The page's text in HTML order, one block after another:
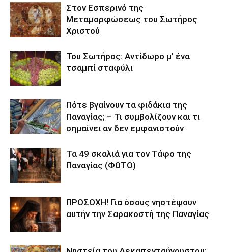
Στον Εσπερινό της
Μεταμορφώσεως του Σωτήρος
Χριστού
Του Σωτήρος: Αντίδωρο μ’ ένα
τσαμπί σταφύλι
Πότε βγαίνουν τα φιδάκια της
Παναγίας; – Τι συμβολίζουν και τι
σημαίνει αν δεν εμφανιστούν
Τα 49 σκαλιά για τον Τάφο της
Παναγίας (ΦΩΤΟ)
ΠΡΟΣΟΧΗ! Για όσους νηστέψουν
αυτήν την Σαρακοστή της Παναγίας